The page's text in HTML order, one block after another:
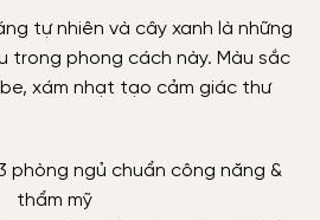
tự nhiên và cây xanh là những
trong phong cách này. Màu sắc
xám nhạt tạo cảm giác thư